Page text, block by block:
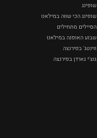
שופינג
שופינג הכי שווה במילאנו
הסיילים מתחילים
שבוע האופנה במילאנו
ווינטג' בפירנצה
גוצ'י גארדן בפירנצה